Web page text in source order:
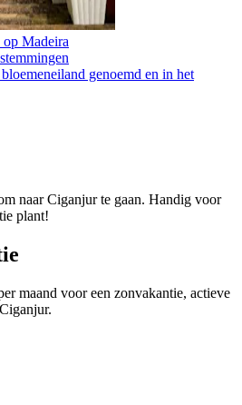
Madeira
genoemd en in het
naar Ciganjur te gaan. Handig voor
plant!
maand voor een zonvakantie, actieve